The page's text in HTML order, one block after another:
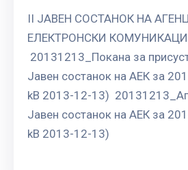
II ЈАВЕН СОСТАНОК НА
ЕЛЕКТРОНСКИ
20131213_Покана за
Јавен состанок на АЕК за
kB 2013-12-13)
Јавен состанок на АЕК за
kB 2013-12-13)